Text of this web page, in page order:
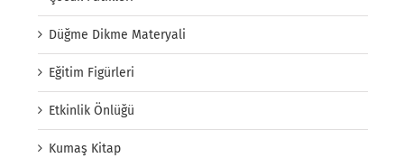
Düğme Dikme Materyali
Eğitim Figürleri
Etkinlik Önlüğü
Kumaş Kitap